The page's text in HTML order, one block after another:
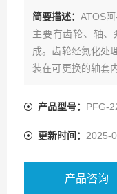
简要描述： ATOS
主要有齿轮、轴、
成。齿轮经氮化处
装在可更换的轴套
产品型号： PFG-
更新时间： 2025-
产品咨询